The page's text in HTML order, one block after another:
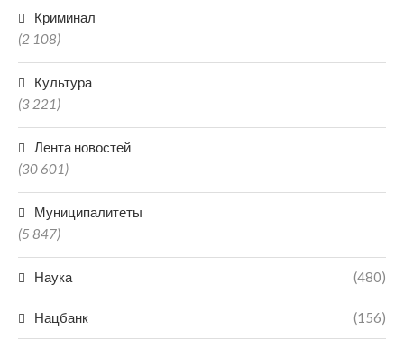
Криминал
(2 108)
Культура
(3 221)
Лента новостей
(30 601)
Муниципалитеты
(5 847)
Наука (480)
Нацбанк (156)